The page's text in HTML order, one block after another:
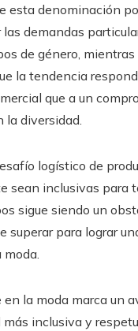
esta denominación
demandas
de género, mientras
la tendencia
que a un
diversidad.
logístico de
sean inclusivas para
sigue siendo un
superar para lograr
en la moda marca un
más inclusiva y